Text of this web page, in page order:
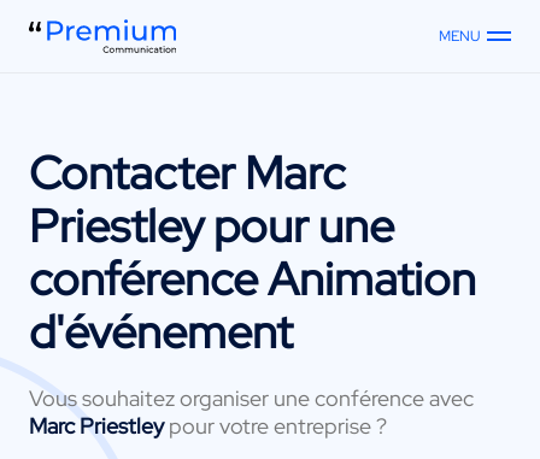
MENU
ContacterMarc
Priestleypour une
conférence Animation
d'événement
Vous souhaitez organiser une conférence avec
Marc Priestleypour votre entreprise ?